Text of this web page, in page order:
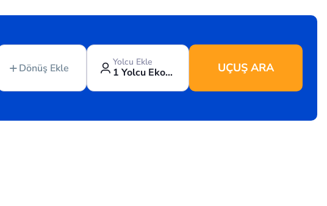
Dönüş Ekle Yolcu Ekle
1 Yolcu Ekonomi UÇUŞ ARA